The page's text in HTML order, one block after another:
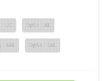
: LG Optie : XL
: 4XL Optie : 5XL